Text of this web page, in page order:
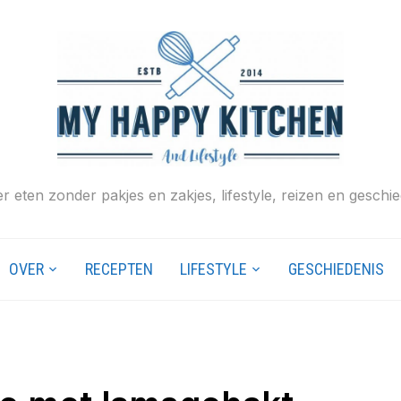
eten zonder pakjes en zakjes, lifestyle, reizen en
OVER RECEPTEN LIFESTYLE GESCHIEDENIS